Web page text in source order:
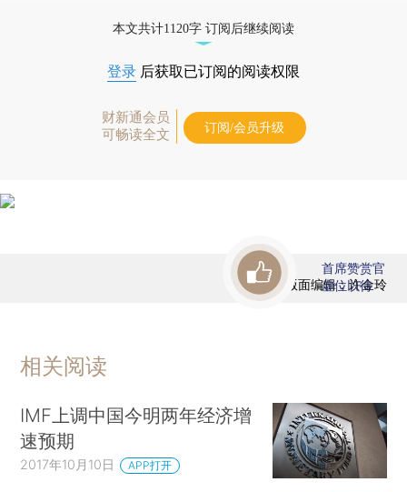
本文共计1120字 订阅后继续阅读
登录 后获取已订阅的阅读权限
财新通会员
可畅读全文
订阅/会员升级
版面编辑：许金玲
首席赞赏官
虚位以待
相关阅读
IMF上调中国今明两年经济增
速预期
2017年10月10日 APP打开